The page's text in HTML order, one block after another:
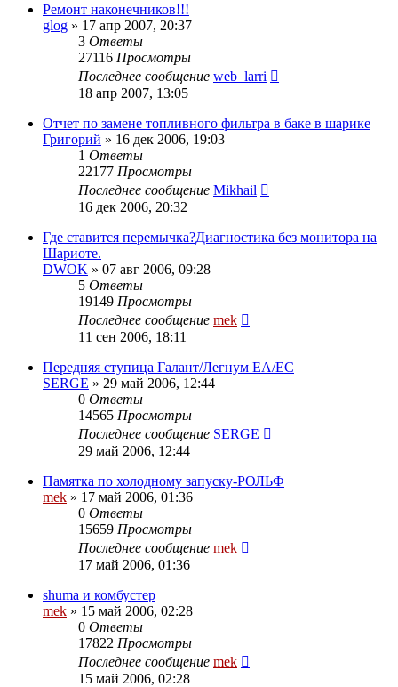
Ремонт наконечников!!!
glog » 17 апр 2007, 20:37
3 Ответы
27116 Просмотры
Последнее сообщение web_larri
18 апр 2007, 13:05
Отчет по замене топливного фильтра в баке в шарике
Григорий » 16 дек 2006, 19:03
1 Ответы
22177 Просмотры
Последнее сообщение Mikhail
16 дек 2006, 20:32
Где ставится перемычка?Диагностика без монитора на
Шариоте.
DWOK » 07 авг 2006, 09:28
5 Ответы
19149 Просмотры
Последнее сообщение mek
11 сен 2006, 18:11
Передняя ступица Галант/Легнум ЕА/ЕС
SERGE » 29 май 2006, 12:44
0 Ответы
14565 Просмотры
Последнее сообщение SERGE
29 май 2006, 12:44
Памятка по холодному запуску-РОЛЬФ
mek » 17 май 2006, 01:36
0 Ответы
15659 Просмотры
Последнее сообщение mek
17 май 2006, 01:36
shuma и комбустер
mek » 15 май 2006, 02:28
0 Ответы
17822 Просмотры
Последнее сообщение mek
15 май 2006, 02:28